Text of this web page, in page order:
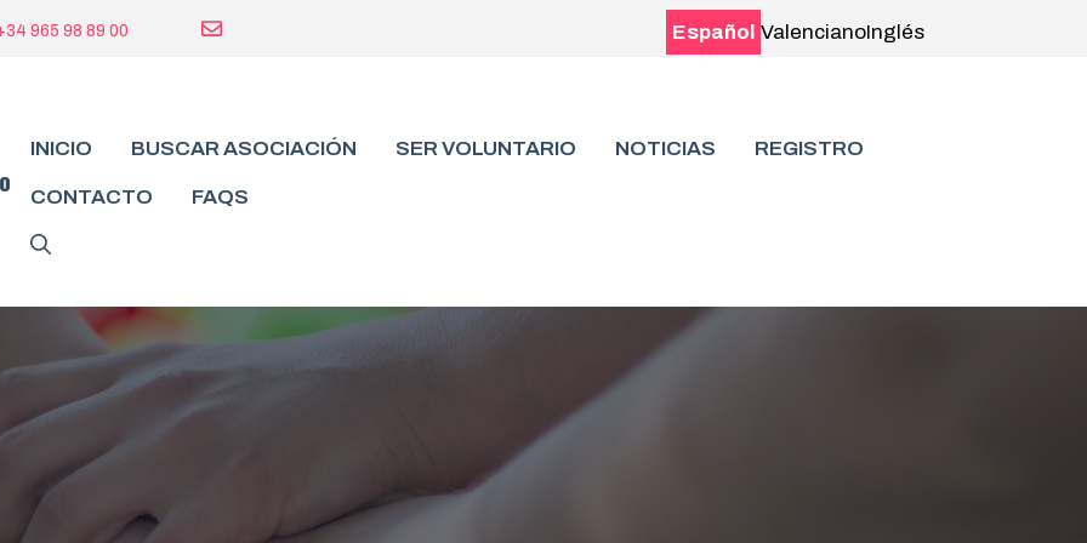
965 98 89 00 Español ValencianoInglés
INICIO BUSCAR ASOCIACIÓN SER VOLUNTARIO NOTICIAS REGISTRO
CONTACTO FAQS